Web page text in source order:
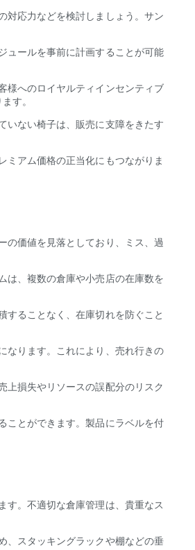
対応力などを検討しましょう。サン
ュールを事前に計画することが可能
様へのロイヤルティインセンティブ
す。
いない椅子は、販売に支障をきたす
ミアム価格の正当化にもつながりま
の価値を見落としており、ミス、過
は、複数の倉庫や小売店の在庫数を
することなく、在庫切れを防ぐこと
なります。これにより、売れ行きの
上損失やリソースの誤配分のリスク
ことができます。製品にラベルを付
す。不適切な倉庫管理は、貴重なス
、スタッキングラックや棚などの垂